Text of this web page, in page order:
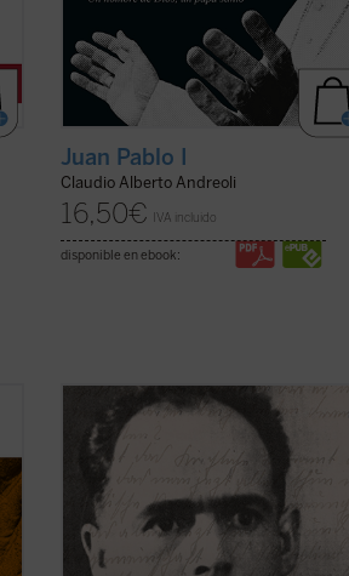
Juan Pablo I
Claudio Alberto Andreoli
16,50€ IVA incluido
disponible en ebook:
Franz Jägerstätter, campesino austriaco,
casado, padre de tres niñas y ferviente
católico, fue ejecutado en 1943 por
negarse a servir en el ejército nazi. Se
publican aquí por primera vez en
castellano todos los escritos de
Jägerstätter ...